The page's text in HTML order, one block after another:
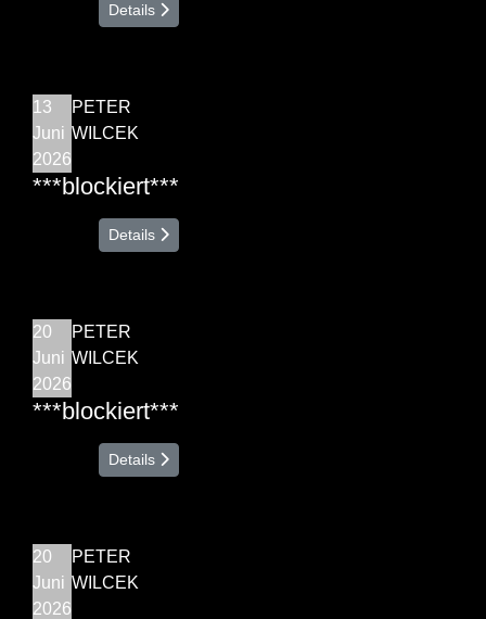
Details
13
Juni
2026
PETER
WILCEK
***blockiert***
Details
20
Juni
2026
PETER
WILCEK
***blockiert***
Details
20
Juni
2026
PETER
WILCEK